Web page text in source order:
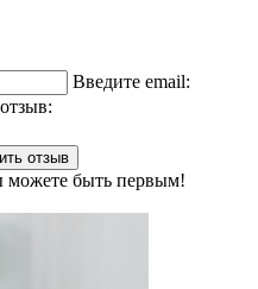
Введите email:
отзыв
можете быть первым!